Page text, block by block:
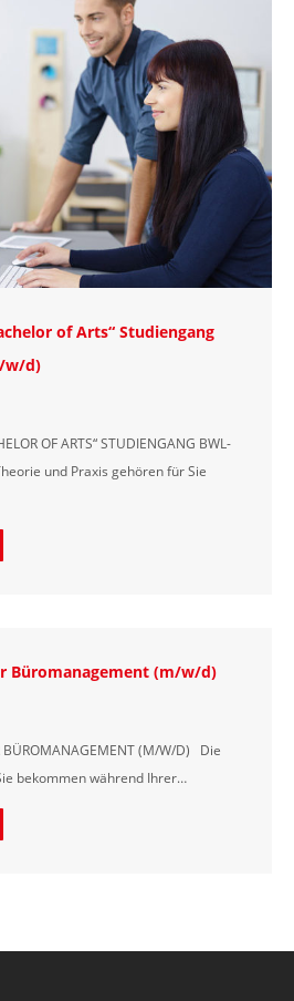
of Arts“ Studiengang
w/d)
OF ARTS“ STUDIENGANG BWL-
und Praxis gehören für Sie
Büromanagement (m/w/d)
BÜROMANAGEMENT (M/W/D) Die
bekommen während Ihrer…